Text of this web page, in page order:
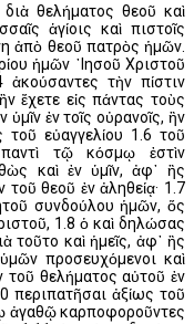
θελήματος θεοῦ καὶ
ἁγίοις καὶ πιστοῖς
ἀπὸ θεοῦ πατρὸς ἡμῶν.
ἡμῶν ᾽Ιησοῦ Χριστοῦ
τὴν πίστιν
ἔχετε εἰς πάντας τοὺς
ὑμῖν ἐν τοῖς οὐρανοῖς, ἣν
εὐαγγελίου 1.6 τοῦ
τῷ κόσμῳ ἐστὶν
καὶ ἐν ὑμῖν, ἀφ᾽ ἣς
θεοῦ ἐν ἀληθείᾳ· 1.7
συνδούλου ἡμῶν, ὅς
1.8 ὁ καὶ δηλώσας
τοῦτο καὶ ἡμεῖς, ἀφ᾽ ἣς
προσευχόμενοι καὶ
τοῦ θελήματος αὐτοῦ ἐν
περιπατῆσαι ἀξίως τοῦ
ἀγαθῷ καρποφοροῦντες